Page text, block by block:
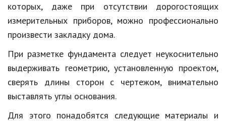
Hi-Tech. Интернет
Авто, мото
Дом и сад
Недвижимость
Спорт и фитнес
Психология и отношения
которых, даже при отсутствии дорогостоящих
измерительных приборов, можно профессионально
произвести закладку дома.
При разметке фундамента следует неукоснительно
выдерживать геометрию, установленную проектом,
сверять длины сторон с чертежом, внимательно
выставлять углы основания.
Для этого понадобятся следующие материалы и